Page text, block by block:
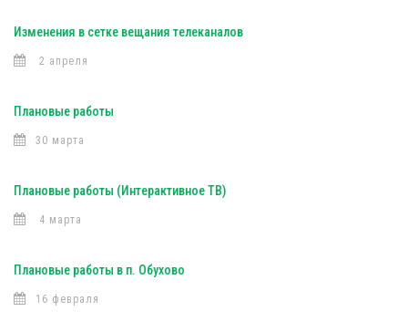
Изменения в сетке вещания телеканалов
2 апреля
Плановые работы
30 марта
Плановые работы (Интерактивное ТВ)
4 марта
Плановые работы в п. Обухово
16 февраля